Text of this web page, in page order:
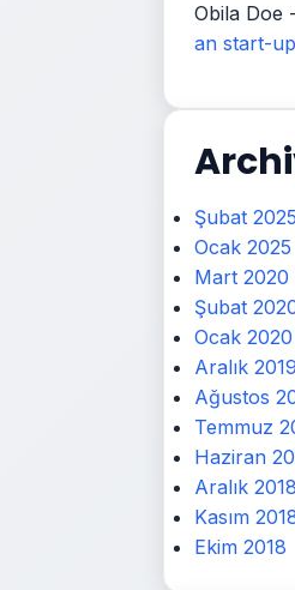
Obila Doe -
an start-
Şubat 2025
Ocak 2025
Mart 2020
Şubat
Ocak 2020
Aralık 2019
Ağustos
Temmuz
Haziran
Aralık 2018
Kasım
Ekim 2018